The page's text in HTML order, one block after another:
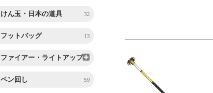
けん玉・日本の道具 32
フットバッグ 13
ファイアー・ライトアップ
ペン回し 59